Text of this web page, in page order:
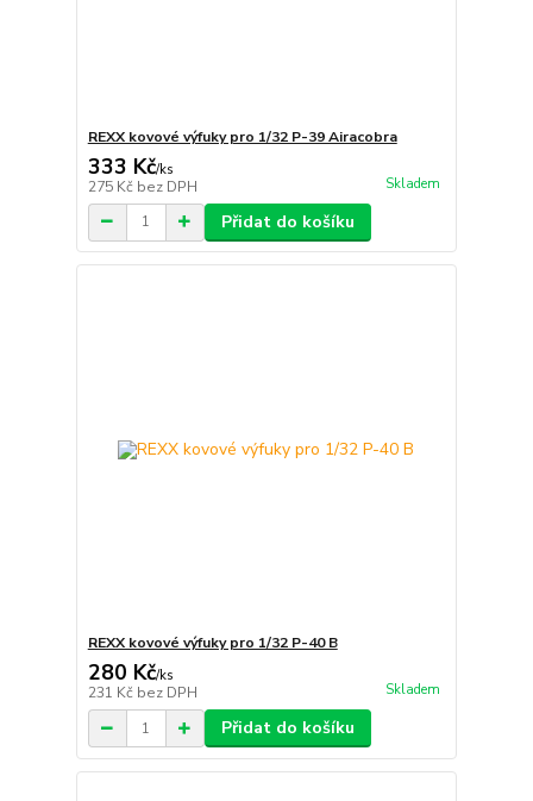
REXX kovové výfuky pro 1/32 P-39 Airacobra
333 Kč/ks
275 Kč bez DPH Skladem
Přidat do košíku
REXX kovové výfuky pro 1/32 P-40 B
280 Kč/ks
231 Kč bez DPH Skladem
Přidat do košíku